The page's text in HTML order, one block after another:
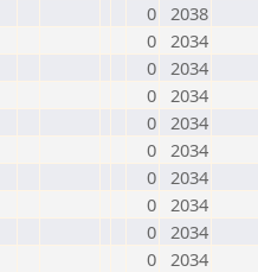
0 2038
0 2034
0 2034
0 2034
0 2034
0 2034
0 2034
0 2034
0 2034
0 2034